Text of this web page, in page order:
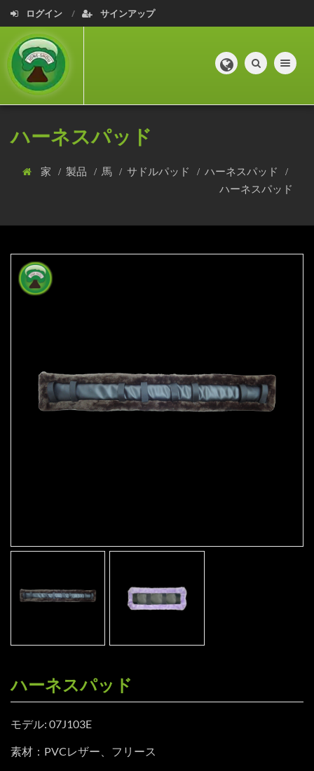
ログイン サインアップ
Toggle
ハーネスパッド
家 製品 馬 サドルパッド
ハーネスパッド
ハーネスパッド
ハーネスパッド
モデル: 07J103E
素材：PVCレザー、フリース